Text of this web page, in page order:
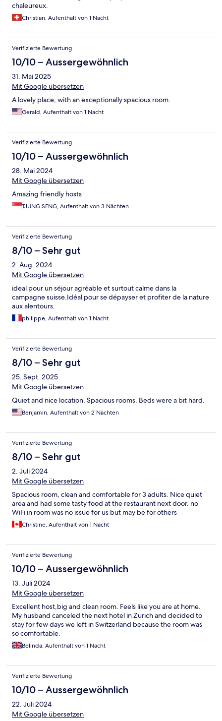
chaleureux.
Christian, Aufenthalt von 1 Nacht
Verifizierte Bewertung
10/10 – Aussergewöhnlich
31. Mai 2025
Mit Google übersetzen
A lovely place, with an exceptionally spacious room.
Gerald, Aufenthalt von 1 Nacht
Verifizierte Bewertung
10/10 – Aussergewöhnlich
28. Mai 2024
Mit Google übersetzen
Amazing friendly hosts
TJUNG SENG, Aufenthalt von 3 Nächten
Verifizierte Bewertung
8/10 – Sehr gut
2. Aug. 2024
Mit Google übersetzen
ideal pour un séjour agréable et surtout calme dans la
campagne suisse.Idéal pour se dépayser et profiter de la nature
aux alentours.
philippe, Aufenthalt von 1 Nacht
Verifizierte Bewertung
8/10 – Sehr gut
25. Sept. 2025
Mit Google übersetzen
Quiet and nice location. Spacious rooms. Beds were a bit hard.
Benjamin, Aufenthalt von 2 Nächten
Verifizierte Bewertung
8/10 – Sehr gut
2. Juli 2024
Mit Google übersetzen
Spacious room, clean and comfortable for 3 adults. Nice quiet
area and had some tasty food at the restaurant next door. no
WiFi in room was no issue for us but may be for others
Christine, Aufenthalt von 1 Nacht
Verifizierte Bewertung
10/10 – Aussergewöhnlich
13. Juli 2024
Mit Google übersetzen
Excellent host,big and clean room. Feels like you are at home.
My husband canceled the next hotel in Zurich and decided to
stay for few days we left in Switzerland because the room was
so comfortable.
Belinda, Aufenthalt von 1 Nacht
Verifizierte Bewertung
10/10 – Aussergewöhnlich
22. Juli 2024
Mit Google übersetzen